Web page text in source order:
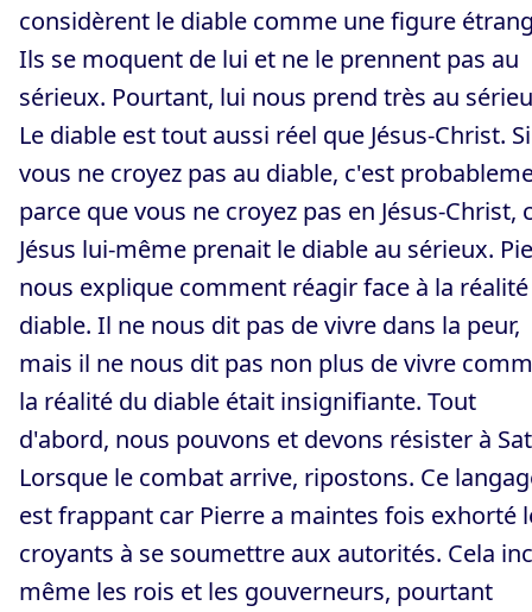
considèrent le diable comme une figure
Ils se moquent de lui et ne le prennent pas au
sérieux. Pourtant, lui nous prend très au
Le diable est tout aussi réel que Jésus-Christ. Si
vous ne croyez pas au diable, c'est
parce que vous ne croyez pas en Jésus-Christ,
Jésus lui-même prenait le diable au sérieux.
nous explique comment réagir face à la
diable. Il ne nous dit pas de vivre dans la peur,
mais il ne nous dit pas non plus de vivre
la réalité du diable était insignifiante. Tout
d'abord, nous pouvons et devons résister à
Lorsque le combat arrive, ripostons. Ce
est frappant car Pierre a maintes fois exhorté
croyants à se soumettre aux autorités. Cela
même les rois et les gouverneurs, pourtant